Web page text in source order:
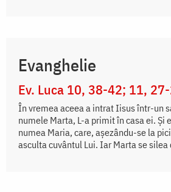
Evanghelie
Ev. Luca 10, 38-42; 11,
În vremea aceea a intrat Iisus într-un
numele Marta, L-a primit în casa ei. Și
numea Maria, care, așezându-se la
asculta cuvântul Lui. Iar Marta se silea